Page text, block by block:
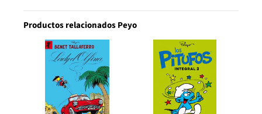
Productos relacionados Peyo